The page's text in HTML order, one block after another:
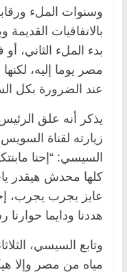
وسنوات الملء
بالاتفاقيات
بدء الملء الثاني،
مصر يوما إليه،
عند الضرورة بكل
يذكر أنه علق
زيارته لقناة
السيسي: “إحنا
كلها محدش هيقدر
عايز يجرب يجرب،
هددنا ودايما
وتابع السيسي،
مياه من مصر وإلا